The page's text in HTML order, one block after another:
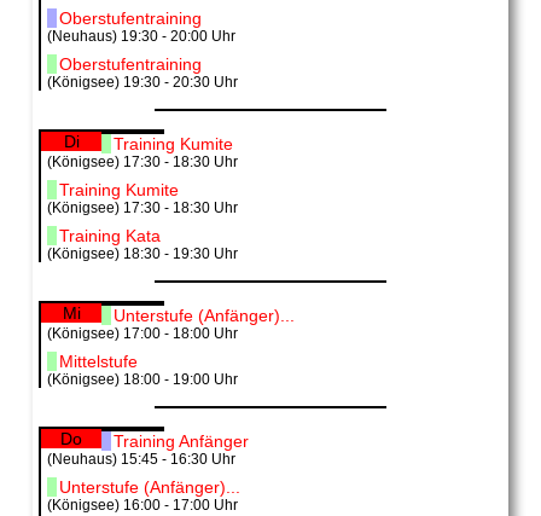
Oberstufentraining
(Neuhaus) 19:30 - 20:00 Uhr
Oberstufentraining
(Königsee) 19:30 - 20:30 Uhr
Di Training Kumite
(Königsee) 17:30 - 18:30 Uhr
Training Kumite
(Königsee) 17:30 - 18:30 Uhr
Training Kata
(Königsee) 18:30 - 19:30 Uhr
Mi Unterstufe (Anfänger)...
(Königsee) 17:00 - 18:00 Uhr
Mittelstufe
(Königsee) 18:00 - 19:00 Uhr
Do Training Anfänger
(Neuhaus) 15:45 - 16:30 Uhr
Unterstufe (Anfänger)...
(Königsee) 16:00 - 17:00 Uhr